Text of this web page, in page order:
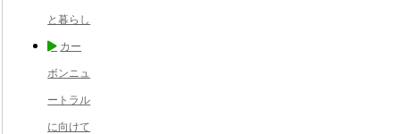
と暮らし
カー
ボンニュ
ートラル
に向けて